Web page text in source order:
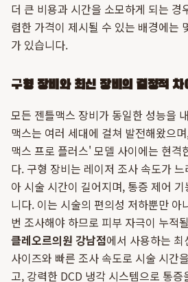
더 큰 비용과 시간을 소모하게 되는 경
렴한 가격이 제시될 수 있는 배경에는
가 있습니다.
구형 장비와 최신 장비의 결정적 차
모든 젠틀맥스 장비가 동일한 성능을
맥스는 여러 세대에 걸쳐 발전해왔으
맥스 프로 플러스' 모델 사이에는 현격
다. 구형 장비는 레이저 조사 속도가
아 시술 시간이 길어지며, 통증 제어
니다. 이는 시술의 편의성 저하뿐만 아
번 조사해야 하므로 피부 자극이 누적
클레오르의원 강남점에서 사용하는
사이즈와 빠른 조사 속도로 시술 시간
고, 강력한 DCD 냉각 시스템으로 통